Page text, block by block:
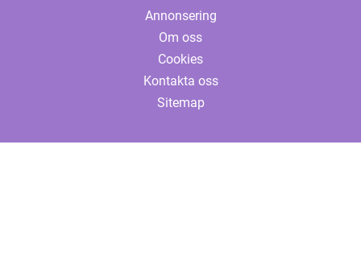
Annonsering
Om oss
Cookies
Kontakta oss
Sitemap